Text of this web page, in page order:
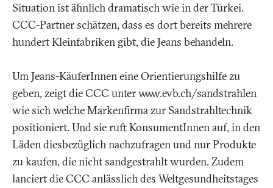
Situation ist ähnlich dramatisch wie in der Türkei.
CCC-Partner schätzen, dass es dort bereits mehrere
hundert Kleinfabriken gibt, die Jeans behandeln.
Um Jeans-KäuferInnen eine Orientierungshilfe zu
geben, zeigt die CCC unter www.evb.ch/sandstrahlen
wie sich welche Markenfirma zur Sandstrahltechnik
positioniert. Und sie ruft KonsumentInnen auf, in den
Läden diesbezüglich nachzufragen und nur Produkte
zu kaufen, die nicht sandgestrahlt wurden. Zudem
lanciert die CCC anlässlich des Weltgesundheitstages